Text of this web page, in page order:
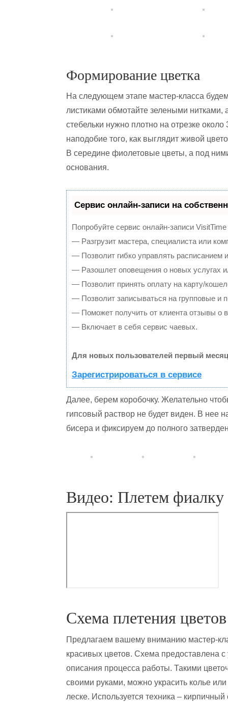
Формирование цветка
На следующем этапе мастер-класса
листиками обмотайте зелеными
стебельки нужно плотно на отрезке
наподобие того, как выглядит живой
В середине фиолетовые цветы, а под
основания.
Сервис онлайн-записи на
Попробуйте сервис онлайн-записи
— Разгрузит мастера, специалиста или
— Позволит гибко управлять расписанием и
— Разошлет оповещения о новых услугах
— Позволит принять оплату на карту/
— Позволит записываться на групповые и
— Поможет получить от клиента отзывы о
— Включает в себя сервис чаевых.
Для новых пользователей первый
Зарегистрироваться в сервисе
Далее, берем коробочку. Желательно
гипсовый раствор не будет виден. В нее
бисера и фиксируем до полного
Видео: Плетем фиалку
Схема плетения
Предлагаем вашему вниманию мастер-
красивых цветов. Схема предоставлена с
описания процесса работы. Такими
своими руками, можно украсить колье
леске. Используется техника –